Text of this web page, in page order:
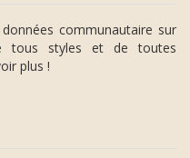
communautaire sur
tous styles et de toutes
plus !